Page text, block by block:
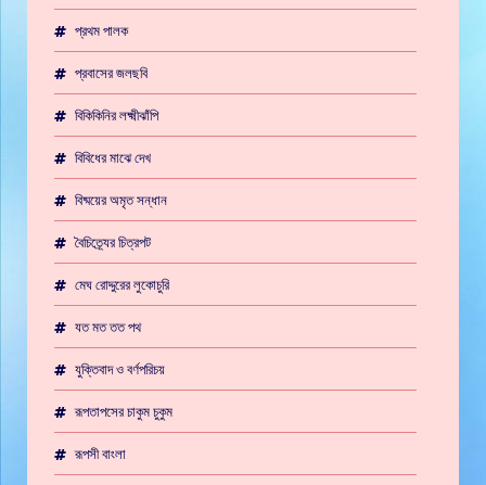
প্রথম পালক
প্রবাসের জলছবি
বিকিকিনির লক্ষ্মীঝাঁপি
বিবিধের মাঝে দেখ
বিষ্ময়ের অমৃত সন্ধান
বৈচিত্র্যের চিত্রপট
মেঘ রোদ্দুরের লুকোচুরি
যত মত তত পথ
যুক্তিবাদ ও বর্ণপরিচয়
রূপতাপসের চাকুম চুকুম
রূপসী বাংলা